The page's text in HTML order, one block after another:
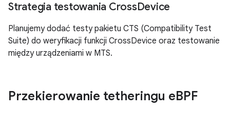
Strategia testowania CrossDevice
Planujemy dodać testy pakietu CTS (Compatibility Test
Suite) do weryfikacji funkcji CrossDevice oraz testowanie
między urządzeniami w MTS.
Przekierowanie tetheringu eBPF